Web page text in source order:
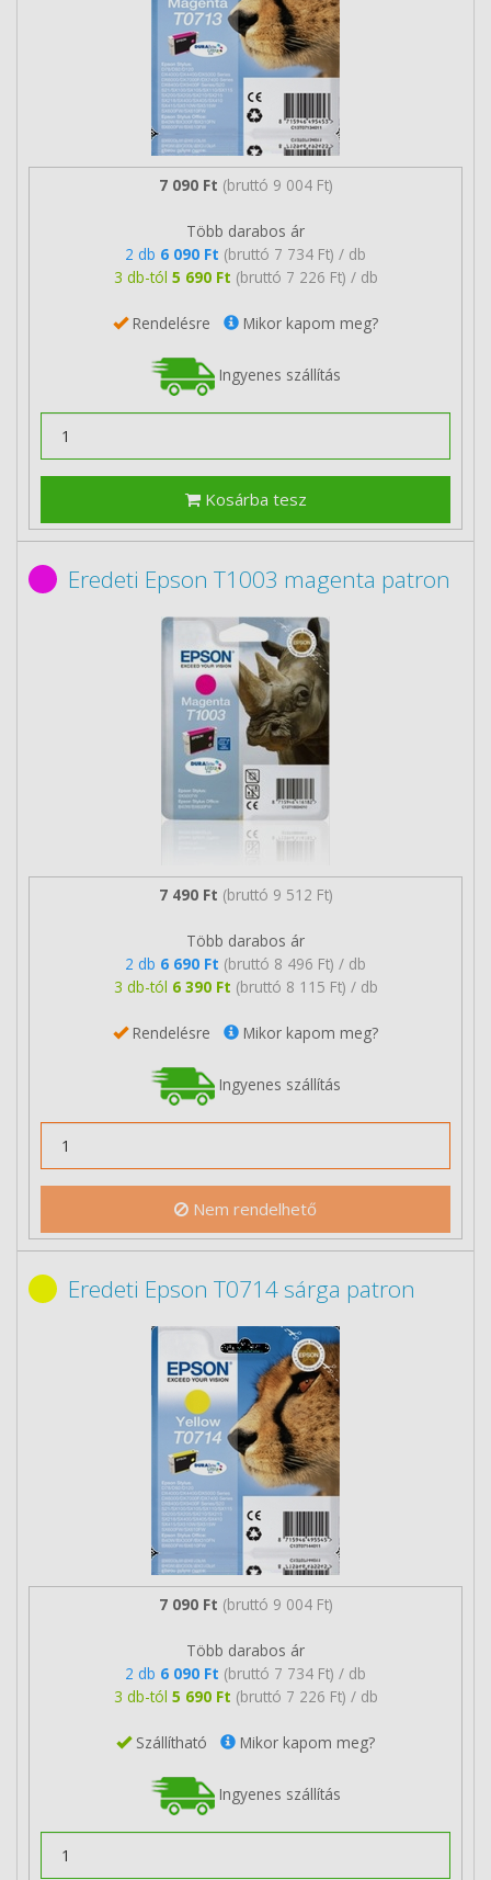
7 090 Ft (bruttó 9 004 Ft)
Több darabos ár
2 db 6 090 Ft (bruttó 7 734 Ft) / db
3 db-tól 5 690 Ft (bruttó 7 226 Ft) / db
Rendelésre Mikor kapom meg?
Ingyenes szállítás
Kosárba tesz
Eredeti Epson T1003 magenta patron
7 490 Ft (bruttó 9 512 Ft)
Több darabos ár
2 db 6 690 Ft (bruttó 8 496 Ft) / db
3 db-tól 6 390 Ft (bruttó 8 115 Ft) / db
Rendelésre Mikor kapom meg?
Ingyenes szállítás
Nem rendelhető
Eredeti Epson T0714 sárga patron
7 090 Ft (bruttó 9 004 Ft)
Több darabos ár
2 db 6 090 Ft (bruttó 7 734 Ft) / db
3 db-tól 5 690 Ft (bruttó 7 226 Ft) / db
Szállítható Mikor kapom meg?
Ingyenes szállítás